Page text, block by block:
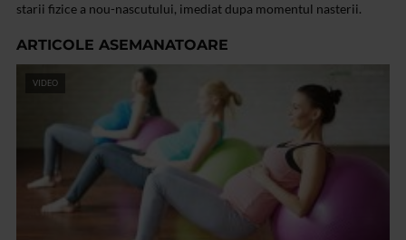
starii fizice a nou-nascutului, imediat dupa momentul nasterii.
ARTICOLE ASEMANATOARE
VIDEO